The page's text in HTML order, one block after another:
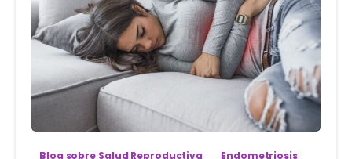
Blog sobre Salud Reproductiva
Endometriosis